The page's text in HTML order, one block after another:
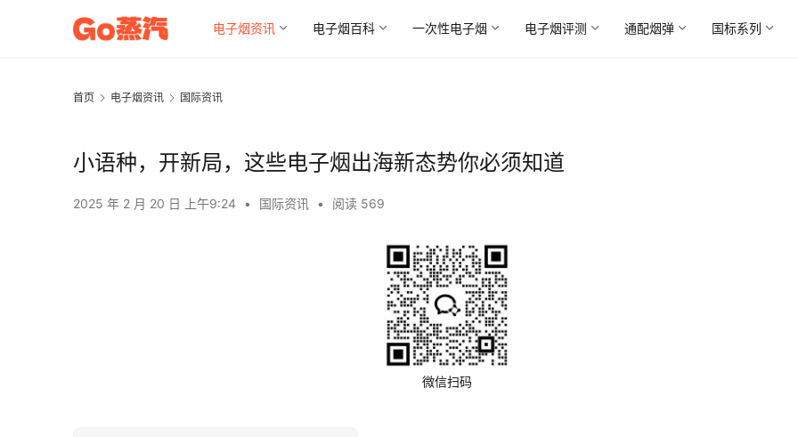
电子烟资讯 电子烟百科 一次性电子烟 电子烟评测 通配烟弹 国标系列
首页 电子烟资讯 国际资讯
小语种，开新局，这些电子烟出海新态势你必须知道
2025 年 2 月 20 日 上午9:24 • 国际资讯 • 阅读 569
微信扫码